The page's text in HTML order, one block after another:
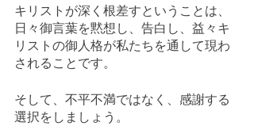
キリストが深く根差すということは、
日々御言葉を黙想し、告白し、益々キ
リストの御人格が私たちを通して現わ
されることです。
そして、不平不満ではなく、感謝する
選択をしましょう。